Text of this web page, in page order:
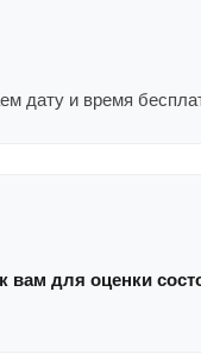
дату и время
вам для оценки